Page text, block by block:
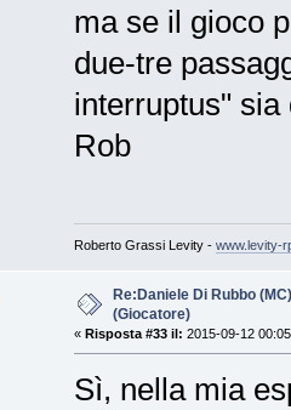
ma se il gioco
due-tre
interruptus"
Rob
Roberto Grassi Levity - www.levity-
Re:Daniele Di Rubbo
(Giocatore)
« Risposta #33 il: 2015-09-12
Sì, nella mia